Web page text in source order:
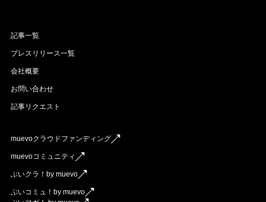
記事一覧
プレスリリース一覧
会社概要
お問い合わせ
記事リクエスト
muevoクラウドファンディング
muevoコミュニティ
ぶいクラ！by muevo
ぶいコミュ！by muevo